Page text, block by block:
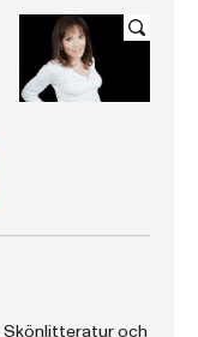
Skönlitteratur och